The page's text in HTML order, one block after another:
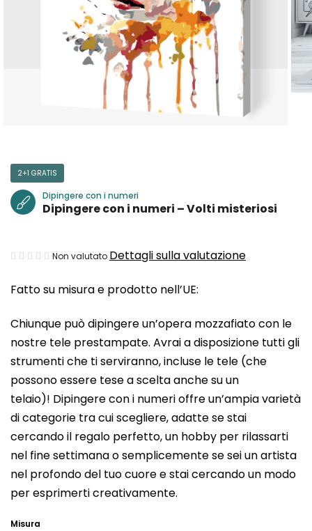
Fatto su misura e prodotto nell’UE:
Chiunque può dipingere un’opera mozzafiato con le
nostre tele prestampate. Avrai a disposizione tutti gli
strumenti che ti serviranno, incluse le tele (che
possono essere tese a scelta anche su un
telaio)! Dipingere con i numeri offre un’ampia varietà
di categorie tra cui scegliere, adatte se stai
cercando il regalo perfetto, un hobby per rilassarti
nel fine settimana o semplicemente se sei un artista
nel profondo del tuo cuore e stai cercando un modo
per esprimerti creativamente.
Misura
2+1 GRATIS
Dipingere con i numeri
Dipingere con i numeri – Volti misteriosi
La
media
prodotto
è
0,0
su
5
stelle.
Non valutato Dettagli sulla valutazione